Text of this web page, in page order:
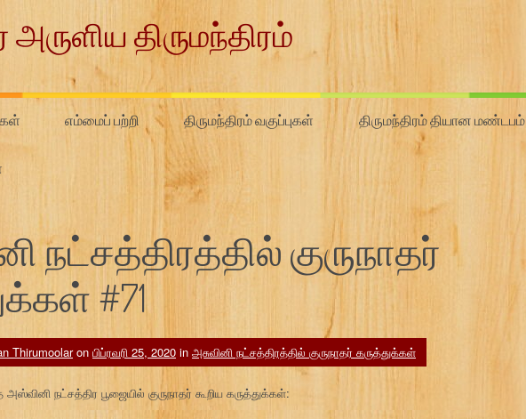
அருளிய திருமந்திரம்
எம்மைப் பற்றி திருமந்திரம் வகுப்புகள் திருமந்திரம் தியான மண்டபம்
நட்சத்திரத்தில் குருநாதர்
#71
Thirumoolaron பிப்ரவரி 25, 2020 in அசுவினி நட்சத்திரத்தில் குருநாதர் கருத்துக்கள்
நட்சத்திர பூஜையில் குருநாதர் கூறிய கருத்துக்கள்: